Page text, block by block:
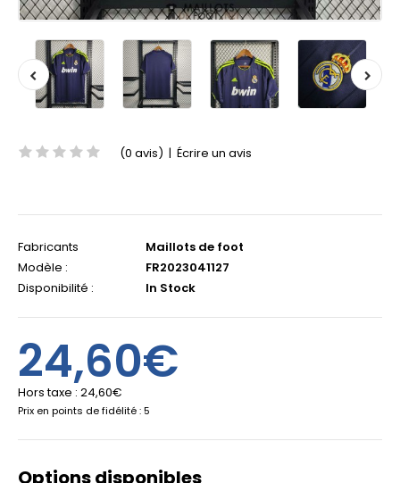
(0 avis) | Écrire un avis
Fabricants
Maillots de foot
Modèle :
FR2023041127
Disponibilité :
In Stock
24,60€
Hors taxe : 24,60€
Prix en points de fidélité : 5
Options disponibles